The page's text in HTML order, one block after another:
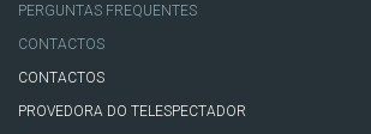
PERGUNTAS FREQUENTES
CONTACTOS
CONTACTOS
PROVEDORA DO TELESPECTADOR